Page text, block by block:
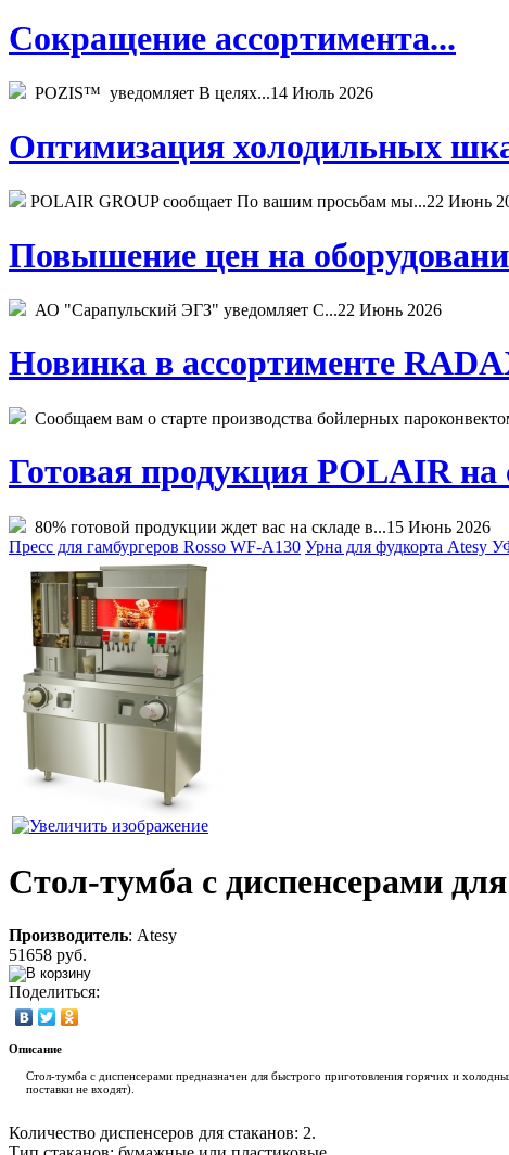
Сокращение ассортимента...
POZIS™ уведомляет В целях...14 Июль 2026
Оптимизация холодильных
POLAIR GROUP сообщает По вашим просьбам мы...22 Июнь
Повышение цен на
АО "Сарапульский ЭГЗ" уведомляет С...22 Июнь 2026
Новинка в ассортименте
Сообщаем вам о старте производства бойлерных
Готовая продукция POLAIR на
80% готовой продукции ждет вас на складе в...15 Июнь 2026
Пресс для гамбургеров Rosso WF-A130 Урна для фудкорта Atesy
Стол-тумба с диспенсерами
Производитель: Atesy
51658 руб.
Поделиться:
Описание
Стол-тумба с диспенсерами предназначен для быстрого приготовления горячих и
поставки не входят).
Количество диспенсеров для стаканов: 2.